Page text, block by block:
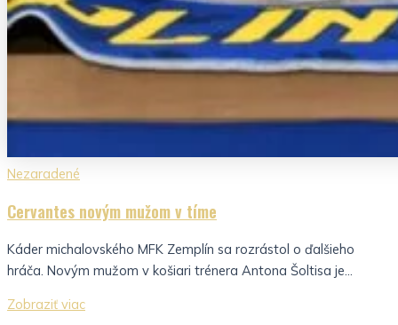
Nezaradené
Cervantes novým mužom v tíme
Káder michalovského MFK Zemplín sa rozrástol o ďalšieho
hráča. Novým mužom v košiari trénera Antona Šoltisa je...
Zobraziť viac